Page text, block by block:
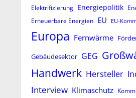
Elektrifizierung Energiepolitik
Erneuerbare Energien EU EU-
Europa Fernwärme
Gebäudesektor GEG
Handwerk Hersteller
Interview Klimaschutz